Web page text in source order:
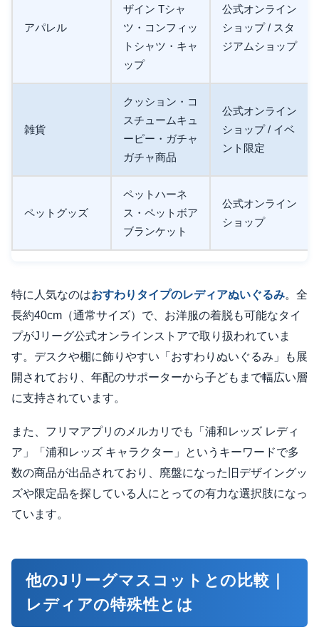
アパレル
ザイン Tシャ
ツ・コンフィッ
トシャツ・キャ
ップ
公式オンライン
ショップ / スタ
ジアムショップ
雑貨
クッション・コ
スチュームキュ
ーピー・ガチャ
ガチャ商品
公式オンライン
ショップ / イベ
ント限定
ペットグッズ
ペットハーネ
ス・ペットボア
ブランケット
公式オンライン
ショップ
特に人気なのはおすわりタイプのレディアぬいぐるみ。全
長約40cm（通常サイズ）で、お洋服の着脱も可能なタイ
プがJリーグ公式オンラインストアで取り扱われていま
す。デスクや棚に飾りやすい「おすわりぬいぐるみ」も展
開されており、年配のサポーターから子どもまで幅広い層
に支持されています。
また、フリマアプリのメルカリでも「浦和レッズ レディ
ア」「浦和レッズ キャラクター」というキーワードで多
数の商品が出品されており、廃盤になった旧デザイングッ
ズや限定品を探している人にとっての有力な選択肢になっ
ています。
他のJリーグマスコットとの比較｜
レディアの特殊性とは